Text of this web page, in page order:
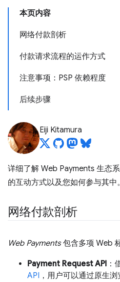
本页内容
网络付款剖析
付款请求流程的运作方式
注意事项：PSP 依赖程度
后续步骤
Eiji Kitamura
详细了解 Web Payments 生态
的互动方式以及您如何参与其中。
网络付款剖析
Web Payments包含多项 Web
Payment Request API ：
API ，用户可以通过原生